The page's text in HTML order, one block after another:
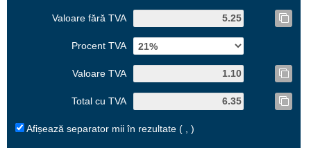
Valoare fără TVA
Procent TVA
Valoare TVA
Total cu TVA
Afișează separator mii în rezultate ( , )